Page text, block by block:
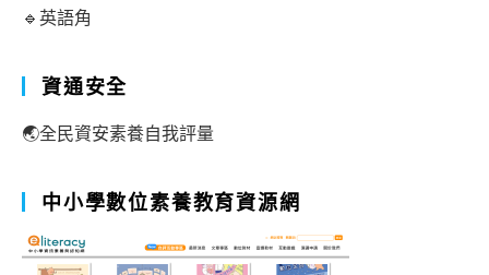
🔹英語角
資通安全
🌏全民資安素養自我評量
中小學數位素養教育資源網